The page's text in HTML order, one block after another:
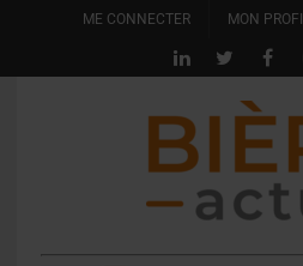
ME CONNECTER MON